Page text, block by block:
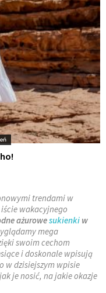
trendami w
wakacyjnego
ażurowesukienki w
mega
swoim cechom
i doskonale wpisują
w dzisiejszym wpisie
je nosić, na jakie okazje